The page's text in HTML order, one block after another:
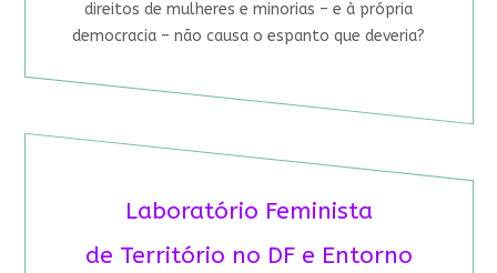
direitos de mulheres e minorias – e à própria
democracia – não causa o espanto que deveria?
Laboratório Feminista
de Território no DF e Entorno